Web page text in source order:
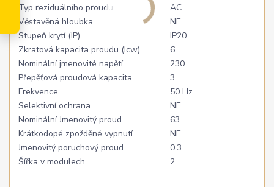
Typ reziduálního proudu
AC
Věstavěná hloubka
NE
Stupeň krytí (IP)
IP20
Zkratová kapacita proudu (Icw)
6
Nominální jmenovité napětí
230
Přepěťová proudová kapacita
3
Frekvence
50 Hz
Selektivní ochrana
NE
Nominální Jmenovitý proud
63
Krátkodopé zpožděné vypnutí
NE
Jmenovitý poruchový proud
0.3
Šířka v modulech
2